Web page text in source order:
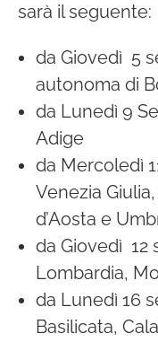
sarà il seguente:
da Giovedì 5
autonoma di
da Lunedì 9
Adige
da Mercoledì
Venezia
d’Aosta e
da Giovedì 12
Lombardia,
da Lunedì 16
Basilicata,